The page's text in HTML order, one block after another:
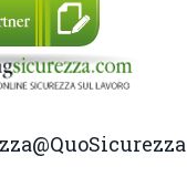
@QuoSicurezza